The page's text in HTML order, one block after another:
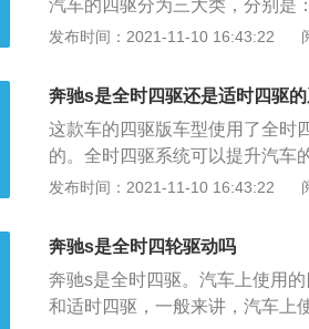
手动变速箱多了一套换挡控制机
控制奇数挡的，另一套离合器是
能，轮胎的贴地性提高了，那车
是很强的，这款车的动力是非常
一下。
汽车的四驱分为三大类，分别是
适时四驱的越野能力最弱，一般
的越野能力最强。全时四驱就是
动。全时四驱的汽车，在前后轮
相互较劲。截至2019年11月15
型在售，分别是：2019款G500
官方指导价：15.80万元。动力
排放标准。奔驰G级是非常有名
一款民用车带有三把锁的越野车
发布时间：2021-11-10 16:43:22
奔驰s是全时四驱还是适时四驱
这款车的四驱版车型使用了全时
的。全时四驱系统可以提升汽车
是一款发动机纵置后轮驱动的汽
以这款车是不太可能会使用成本
三种，分别是全时四驱系统，分
只会在一些硬派越野车上见到，
四驱系统一般有三种模式，分别
发布时间：2021-11-10 16:43:22
奔驰s是全时四轮驱动吗
奔驰s是全时四驱。汽车上使用
和适时四驱，一般来讲，汽车上